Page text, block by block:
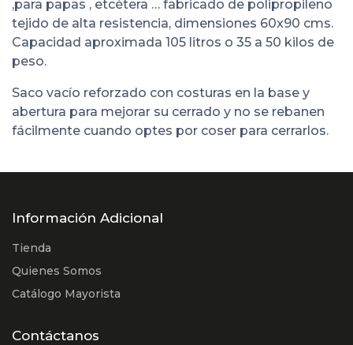
,para papas , etcétera … fabricado de polipropileno
tejido de alta resistencia, dimensiones 60x90 cms.
Capacidad aproximada 105 litros o 35 a 50 kilos de
peso.
Saco vacío reforzado con costuras en la base y
abertura para mejorar su cerrado y no se rebanen
fácilmente cuando optes por coser para cerrarlos.
Información Adicional
Tienda
Quienes Somos
Catálogo Mayorista
Contáctanos